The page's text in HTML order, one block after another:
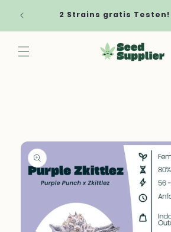
Inhalt
2 Strains gratis Testen!